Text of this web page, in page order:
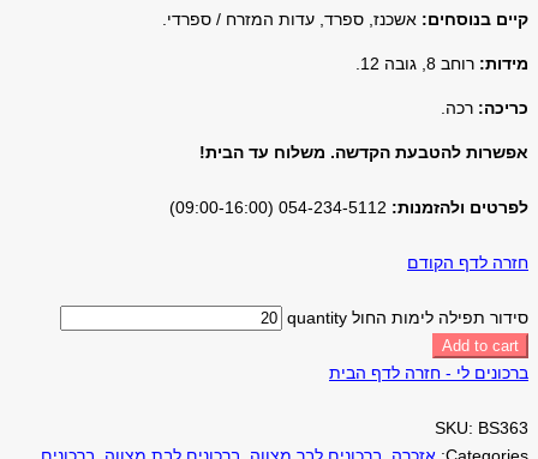
קיים בנוסחים: אשכנז, ספרד, עדות המזרח / ספרדי.
מידות: רוחב 8, גובה 12.
כריכה: רכה.
אפשרות להטבעת הקדשה. משלוח עד הבית!
לפרטים ולהזמנות:
חזרה לדף הקודם
סידור תפילה לימות החול quantity
Add to cart
ברכונים לי - חזרה לדף הבית
SKU: BS363
Categories: אזכרה ברכונים לבר מצווה ברכונים לבת מצווה ברכונים